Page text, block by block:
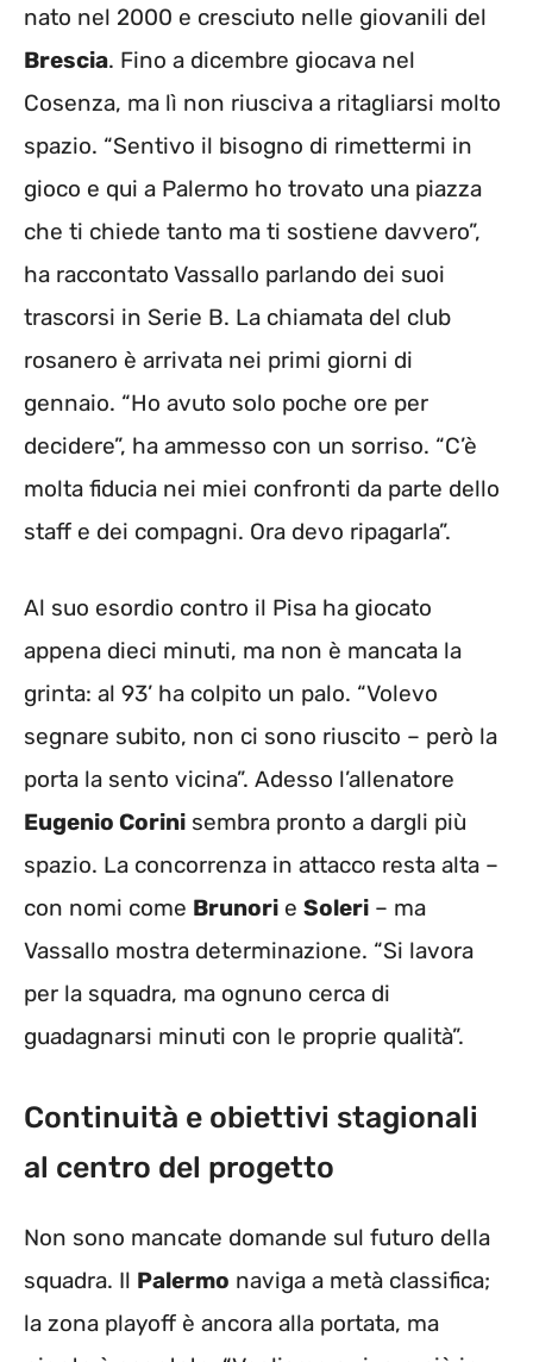
nato nel 2000 e cresciuto nelle giovanili del
Brescia. Fino a dicembre giocava nel
Cosenza, ma lì non riusciva a ritagliarsi molto
spazio. “Sentivo il bisogno di rimettermi in
gioco e qui a Palermo ho trovato una piazza
che ti chiede tanto ma ti sostiene davvero”,
ha raccontato Vassallo parlando dei suoi
trascorsi in Serie B. La chiamata del club
rosanero è arrivata nei primi giorni di
gennaio. “Ho avuto solo poche ore per
decidere”, ha ammesso con un sorriso. “C’è
molta fiducia nei miei confronti da parte dello
staff e dei compagni. Ora devo ripagarla”.
Al suo esordio contro il Pisa ha giocato
appena dieci minuti, ma non è mancata la
grinta: al 93’ ha colpito un palo. “Volevo
segnare subito, non ci sono riuscito – però la
porta la sento vicina”. Adesso l’allenatore
Eugenio Corini sembra pronto a dargli più
spazio. La concorrenza in attacco resta alta –
con nomi come Brunori e Soleri – ma
Vassallo mostra determinazione. “Si lavora
per la squadra, ma ognuno cerca di
guadagnarsi minuti con le proprie qualità”.
Continuità e obiettivi stagionali
al centro del progetto
Non sono mancate domande sul futuro della
squadra. Il Palermo naviga a metà classifica;
la zona playoff è ancora alla portata, ma